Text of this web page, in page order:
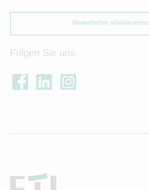
Newsletter abonnieren
Folgen Sie uns